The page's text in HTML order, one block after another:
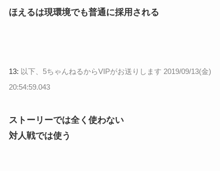
ほえるは現環境でも普通に採用される
13: 以下、5ちゃんねるからVIPがお送りします 2019/09/13(金)
20:54:59.043
ストーリーでは全く使わない
対人戦では使う